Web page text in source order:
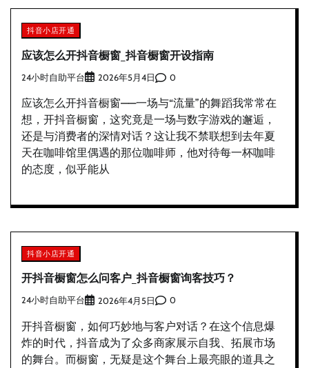
抖音小店开通
应该怎么开抖音橱窗_抖音橱窗开设指南
24小时自助平台 2026年5月4日 0
应该怎么开抖音橱窗——一场与“流量”的舞蹈我常常在
想，开抖音橱窗，这究竟是一场与数字游戏的邂逅，
还是与消费者的深情对话？这让我不禁联想到去年夏
天在咖啡馆里偶遇的那位咖啡师，他对待每一杯咖啡
的态度，似乎能从
抖音小店开通
开抖音橱窗怎么问客户_抖音橱窗询客技巧？
24小时自助平台 2026年4月5日 0
开抖音橱窗，如何巧妙地与客户对话？在这个信息爆
炸的时代，抖音成为了众多商家展示自我、拓展市场
的舞台。而橱窗，无疑是这个舞台上最亮眼的道具之